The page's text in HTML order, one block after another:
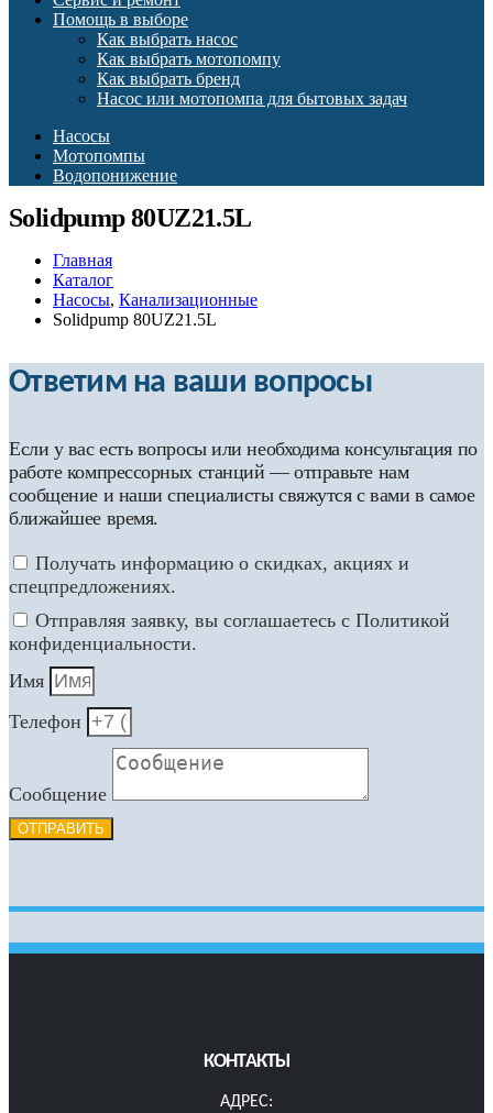
Помощь в выборе
Как выбрать насос
Как выбрать мотопомпу
Как выбрать бренд
Насос или мотопомпа для бытовых задач
Насосы
Мотопомпы
Водопонижение
Solidpump 80UZ21.5L
Главная
Каталог
Насосы, Канализационные
Solidpump 80UZ21.5L
Ответим на ваши вопросы
Если у вас есть вопросы или необходима консультация по
работе компрессорных станций — отправьте нам
сообщение и наши специалисты свяжутся с вами в самое
ближайшее время.
Получать информацию о скидках, акциях и
спецпредложениях.
Отправляя заявку, вы соглашаетесь с Политикой
конфиденциальности.
Имя
Телефон
Сообщение
ОТПРАВИТЬ
КОНТАКТЫ
АДРЕС: